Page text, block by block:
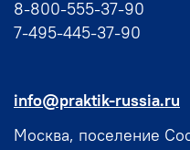
8-800-555-37-90
7-495-445-37-90
info@praktik-russia.ru
Москва, поселение